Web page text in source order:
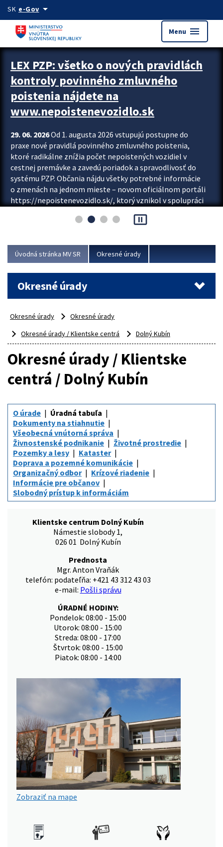
Preskocit na hlavný obsah
SK e-Govarrow_drop_down
Menu menu
Zastavit automatický posun upútavok
LEX PZP: všetko o nových pravidlách
kontroly povinného zmluvného
poistenia nájdete na
www.nepoistenevozidlo.sk
29. 06. 2026Od 1. augusta 2026 vstupujú postupne do
praxe nové pravidlá povinného zmluvného poistenia,
ktoré radikálne znížia počet nepoistených vozidiel v
cestnej premávke a zavedú poriadok a spravodlivosť do
systému PZP. Občania nájdu všetky potrebné informácie
o zmenách na jednom mieste – novom oficiálnom portáli
https://nepoistenevozidlo.sk/, ktorý vznikol v spolupráci
asociácie poisťovní (SLASPO) a Ministerstva vnútra SR.
Viac
pause_presentation
Úvodná stránka MV SR Okresné úrady
Okresné úrady
Okresné úrady
Okresné úrady
Okresné úrady / Klientske centrá
Dolný Kubín
Okresné úrady / Klientske
centrá / Dolný Kubín
O úrade
Úradná tabuľa
Dokumenty na stiahnutie
Všeobecná vnútorná správa
Živnostenské podnikanie
Životné prostredie
Pozemky a lesy
Kataster
Doprava a pozemné komunikácie
Organizačný odbor
Krízové riadenie
Informácie pre občanov
Slobodný prístup k informáciám
Klientske centrum Dolný Kubín
Námestie slobody 1,
026 01 Dolný Kubín
Prednosta
Mgr. Anton Vraňák
telefón: podateľňa: +421 43 312 43 03
e-mail: Pošli správu
ÚRADNÉ HODINY:
Pondelok: 08:00 - 15:00
Utorok: 08:00 - 15:00
Streda: 08:00 - 17:00
Štvrtok: 08:00 - 15:00
Piatok: 08:00 - 14:00
Zobraziť na mape